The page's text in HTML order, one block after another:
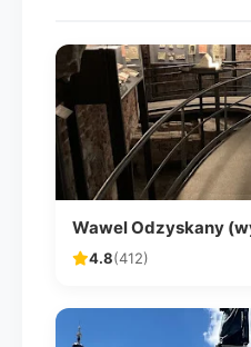
Wawel Odzyskany
4.8(412)